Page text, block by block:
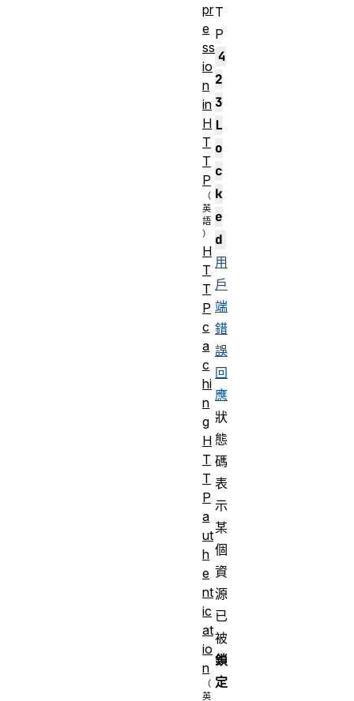
T
P
4
2
3
L
o
c
k
e
d
用
戶
端
錯
誤
回
應
狀
態
碼
表
示
某
個
資
源
已
被
鎖
定
pr
e
ss
io
n
in
H
T
T
P
H
T
T
P
c
a
c
hi
n
g
H
T
T
P
a
ut
h
e
nt
ic
at
io
n